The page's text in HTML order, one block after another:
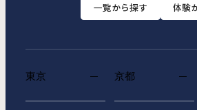
一覧から探す 体験
東京 京都